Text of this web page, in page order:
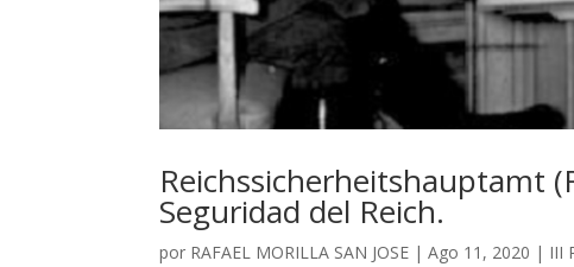
Reichssicher​heitshauptamt
Seguridad del Reich.
por RAFAEL MORILLA SAN JOSE |Ago 11, 2020 | III